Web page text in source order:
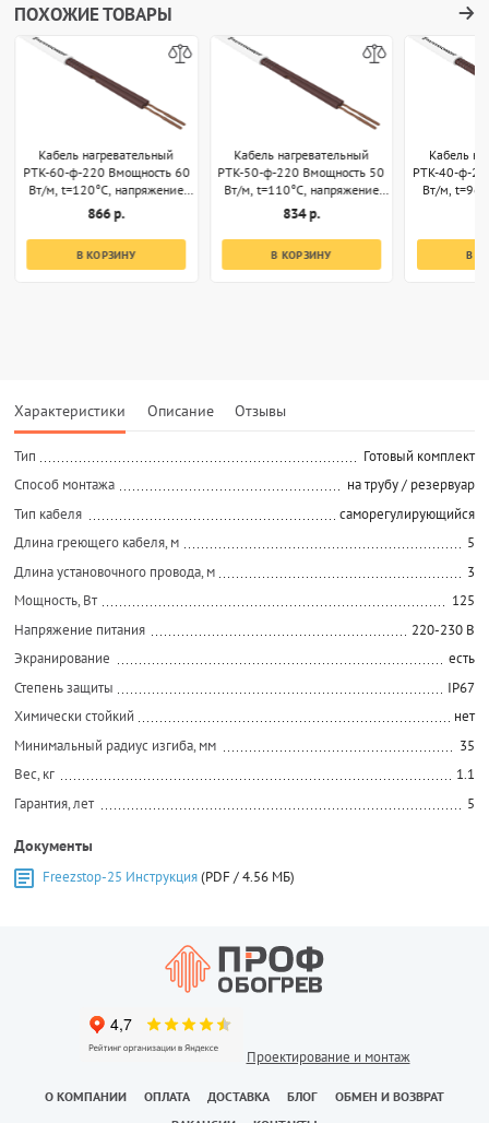
ПОХОЖИЕ ТОВАРЫ
Кабель нагревательный
РТК-60-ф-220 Вмощность 60
Вт/м, t=120°С, напряжение
220В, секции 1м
866 р.
В КОРЗИНУ
Кабель нагревательный
РТК-50-ф-220 Вмощность 50
Вт/м, t=110°С, напряжение
220В, секции 1м
834 р.
В КОРЗИНУ
Кабель
РТК-40-ф-
Вт/м,
В
Характеристики Описание Отзывы
Тип
Готовый комплект
Способ монтажа
на трубу / резервуар
Тип кабеля
саморегулирующийся
Длина греющего кабеля, м
5
Длина установочного провода, м
3
Мощность, Вт
125
Напряжение питания
220-230 В
Экранирование
есть
Степень защиты
IP67
Химически стойкий
нет
Минимальный радиус изгиба, мм
35
Вес, кг
1.1
Гарантия, лет
5
Документы
Freezstop-25 Инструкция(PDF / 4.56 МБ)
Проектирование и монтаж
О КОМПАНИИ ОПЛАТА ДОСТАВКА БЛОГ
ОБМЕН И ВОЗВРАТ